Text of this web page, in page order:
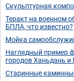
Скульптурная
Теракт на военном
БПЛА, что известно?
Мойка
Наглядный пример
городов Ханьдань и
Старинные